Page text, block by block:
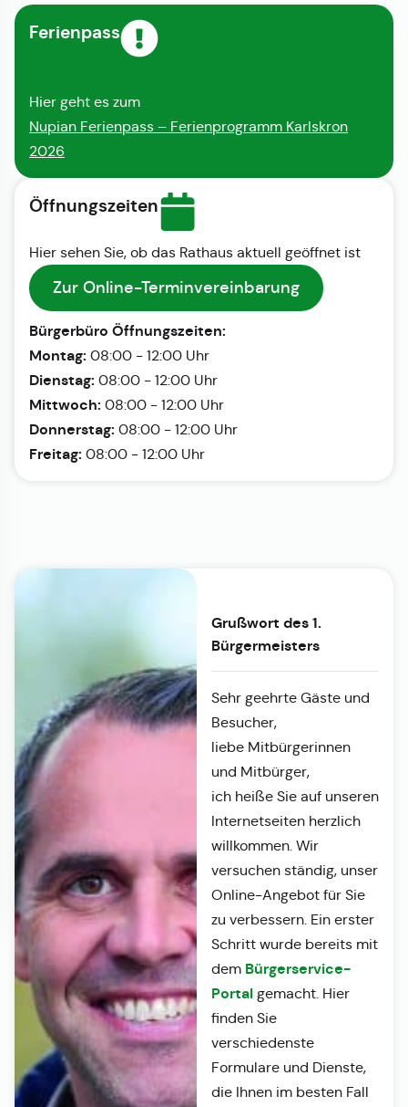
Ferienpass
Hier geht es zum
Nupian Ferienpass – Ferienprogramm Karlskron
2026
Öffnungszeiten
Hier sehen Sie, ob das Rathaus aktuell geöffnet ist
Zur Online-Terminvereinbarung
Bürgerbüro Öffnungszeiten:
Montag: 08:00 - 12:00 Uhr
Dienstag: 08:00 - 12:00 Uhr
Mittwoch: 08:00 - 12:00 Uhr
Donnerstag: 08:00 - 12:00 Uhr
Freitag: 08:00 - 12:00 Uhr
Grußwort des 1.
Bürgermeisters
Sehr geehrte Gäste und
Besucher,
liebe Mitbürgerinnen
und Mitbürger,
ich heiße Sie auf unseren
Internetseiten herzlich
willkommen. Wir
versuchen ständig, unser
Online-Angebot für Sie
zu verbessern. Ein erster
Schritt wurde bereits mit
dem Bürgerservice-
Portalgemacht. Hier
finden Sie
verschiedenste
Formulare und Dienste,
die Ihnen im besten Fall